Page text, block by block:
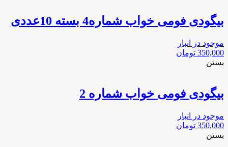
بیگودی فومی خواب شماره4 بسته 10عددی
موجود در انبار
350,000 تومان
بستن
بیگودی فومی خواب شماره 2
موجود در انبار
350,000 تومان
بستن